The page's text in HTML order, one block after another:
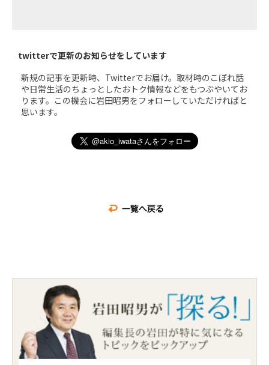
twitterで更新のお知らせをしています
新規の記事を更新時、Twitterでお届け。取材時のこぼれ話
や日常生活のちょっとしたおトク情報などをもつぶやいてお
ります。この機会に岩田昭男をフォローしていただければと
思います。